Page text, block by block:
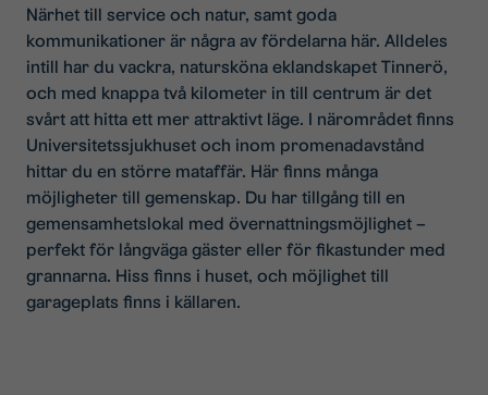
Närhet till service och natur, samt goda
kommunikationer är några av fördelarna här. Alldeles
intill har du vackra, natursköna eklandskapet Tinnerö,
och med knappa två kilometer in till centrum är det
svårt att hitta ett mer attraktivt läge. I närområdet finns
Universitetssjukhuset och inom promenadavstånd
hittar du en större mataffär. Här finns många
möjligheter till gemenskap. Du har tillgång till en
gemensamhetslokal med övernattningsmöjlighet –
perfekt för långväga gäster eller för fikastunder med
grannarna. Hiss finns i huset, och möjlighet till
garageplats finns i källaren.